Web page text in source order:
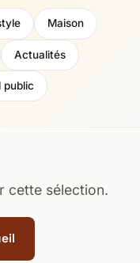
Maison
Actualités
public
cette sélection.